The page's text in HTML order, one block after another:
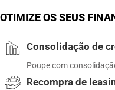
OTIMIZE OS SEUS
Consolidação de
Poupe com
Recompra de